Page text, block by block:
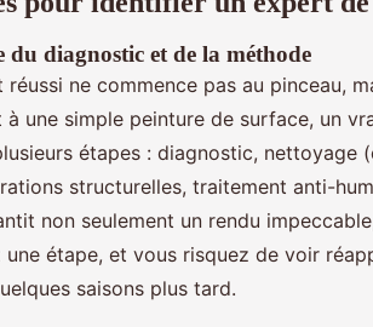
diagnostic et de la méthode
réussi ne commence pas au pinceau,
à une simple peinture de surface, un
étapes : diagnostic, nettoyage
structurelles, traitement anti-
non seulement un rendu
une étape, et vous risquez de voir
saisons plus tard.